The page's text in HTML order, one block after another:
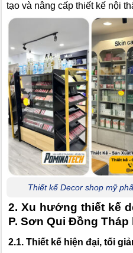
tạo và nâng cấp thiết kế nội
Thiết kế Decor shop mỹ
2. Xu hướng thiết kế
P. Sơn Qui Đồng Tháp
2.1. Thiết kế hiện đại, tối